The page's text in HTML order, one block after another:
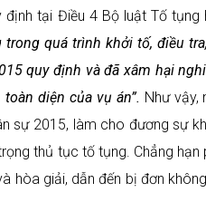
tại Điều 4 Bộ luật Tố tụng
quá trình khởi tố, điều
quy định và đã xâm hại
diện của vụ án”. Như
2015, làm cho đương sự
thủ tục tố tụng. Chẳng
hòa giải, dẫn đến bị đơn